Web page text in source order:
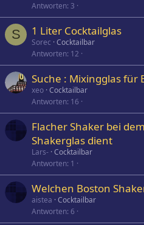
Antworten 3
S 1 Liter Cocktailglas
Sorec Cocktailbar
Antworten 12
Suche : Mixingglas für
xeo Cocktailbar
Antworten 16
Flacher Shaker bei
Shakerglas dient
Lars- Cocktailbar
Antworten 1
Welchen Boston
aistea Cocktailbar
Antworten 6